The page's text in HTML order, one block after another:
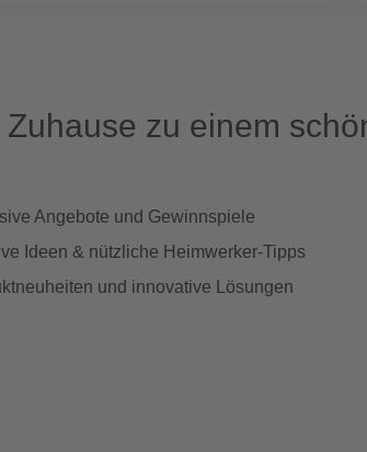
zu einem
Angebote und Gewinnspiele
Ideen & nützliche Heimwerker-Tipps
und innovative Lösungen